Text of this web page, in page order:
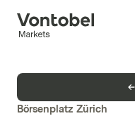
Börsenplatz Zürich